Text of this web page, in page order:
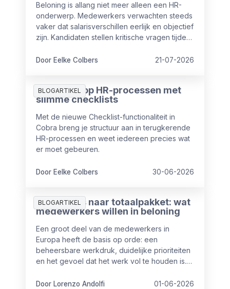
Beloning is allang niet meer alleen een HR-
onderwerp. Medewerkers verwachten steeds
vaker dat salarisverschillen eerlijk en objectief
zijn. Kandidaten stellen kritische vragen tijdens
nemen de eisen rondom transparantie toe.
Door Eelke Colbers 21-07-2026
BLOGARTIKEL
Meer grip op HR-processen met
slimme checklists
Met de nieuwe Checklist-functionaliteit in
Cobra breng je structuur aan in terugkerende
HR-processen en weet iedereen precies wat
er moet gebeuren.
Door Eelke Colbers 30-06-2026
BLOGARTIKEL
Van salaris naar totaalpakket: wat
medewerkers willen in beloning
Een groot deel van de medewerkers in
Europa heeft de basis op orde: een
beheersbare werkdruk, duidelijke prioriteiten
en het gevoel dat het werk vol te houden is.
orde.
Door Lorenzo Andolfi 01-06-2026